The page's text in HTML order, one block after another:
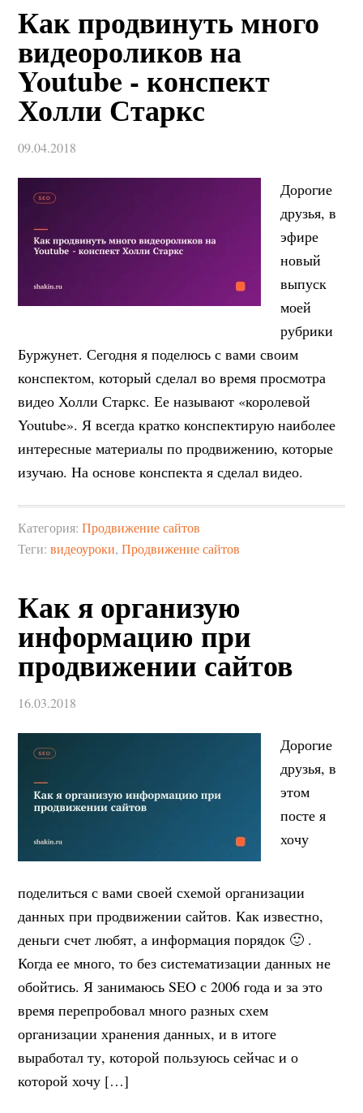
Как продвинуть много
видеороликов на
Youtube - конспект
Холли Старкс
09.04.2018
Дорогие
друзья, в
эфире
новый
выпуск
моей
рубрики
Буржунет. Сегодня я поделюсь с вами своим
конспектом, который сделал во время просмотра
видео Холли Старкс. Ее называют «королевой
Youtube». Я всегда кратко конспектирую наиболее
интересные материалы по продвижению, которые
изучаю. На основе конспекта я сделал видео.
Категория:Продвижение сайтов
Теги:видеоуроки,Продвижение сайтов
Как я организую
информацию при
продвижении сайтов
16.03.2018
Дорогие
друзья, в
этом
посте я
хочу
поделиться с вами своей схемой организации
данных при продвижении сайтов. Как известно,
деньги счет любят, а информация порядок 🙂 .
Когда ее много, то без систематизации данных не
обойтись. Я занимаюсь SEO с 2006 года и за это
время перепробовал много разных схем
организации хранения данных, и в итоге
выработал ту, которой пользуюсь сейчас и о
которой хочу […]